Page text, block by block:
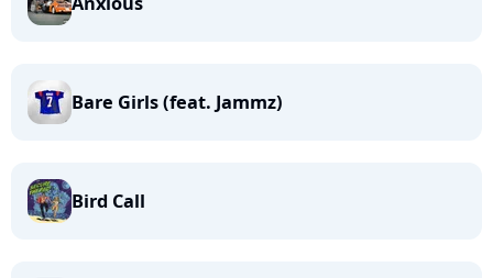
Bare Girls (feat. Jammz)
Bird Call